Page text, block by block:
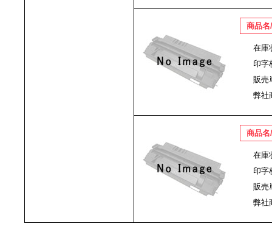
商品名
在庫
印字
販売
弊
商品名
在庫
印字
販売
弊